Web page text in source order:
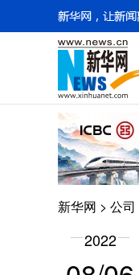
新华网 > 公司
2022